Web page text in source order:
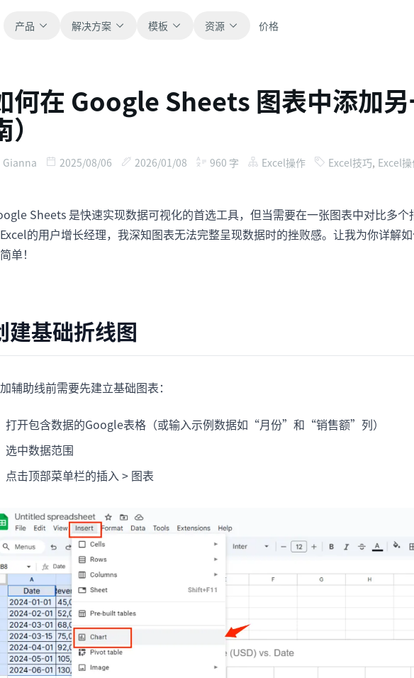
产品 解决方案 模板
全部
浏览全部可直接使用的表格模板。
财务
运营
用于跟踪流程、协作、计划与执行。
项目
管理里程碑、负责人、交付和进度。
分析
资源
博客
获取产品更新、案例和工作流灵感。
新手指南
帮助文档
查看产品文档、配置和使用说明。
快速入门
帮助新用户和团队快速上手。
价格
何在 Google Sheets 图表中添加
Gianna 2025/08/06 2026/01/08 960 字 Excel操作 Excel技巧, Excel
Sheets 是快速实现数据可视化的首选工具，但当需要在一张图表中对比多
的用户增长经理，我深知图表无法完整呈现数据时的挫败感。让我为你详
单！
建基础折线图
辅助线前需要先建立基础图表：
打开包含数据的Google表格（或输入示例数据如“月份”和“销售额”列）
选中数据范围
点击顶部菜单栏的插入 > 图表